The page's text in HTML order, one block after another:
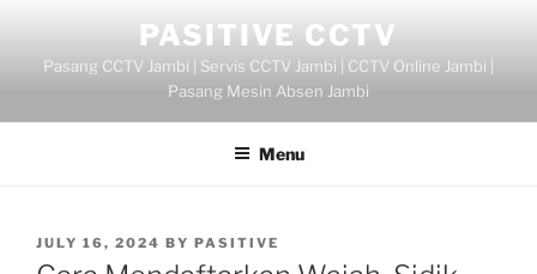
content
PASITIVE CCTV
Pasang CCTV Jambi | Servis CCTV Jambi | CCTV Online Jambi |
Pasang Mesin Absen Jambi
Menu
POSTED
ON
JULY 16, 2024 BY PASITIVE